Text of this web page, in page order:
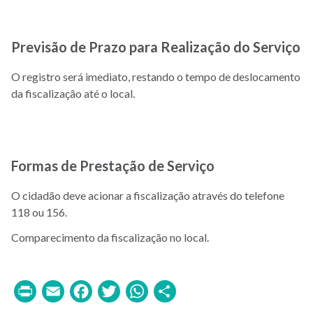
Previsão de Prazo para Realização do Serviço
O registro será imediato, restando o tempo de deslocamento
da fiscalização até o local.
Formas de Prestação de Serviço
O cidadão deve acionar a fiscalização através do telefone
118 ou 156.
Comparecimento da fiscalização no local.
PrintEmailFacebook
TwitterWhatsApp